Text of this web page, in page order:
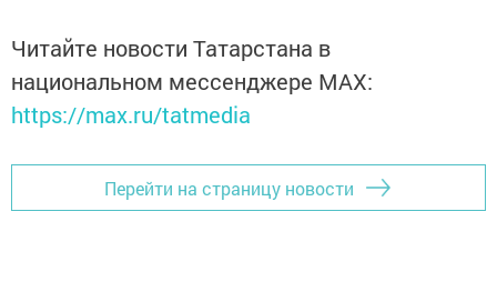
Читайте новости Татарстана в
национальном мессенджере MАХ:
https://max.ru/tatmedia
Перейти на страницу новости